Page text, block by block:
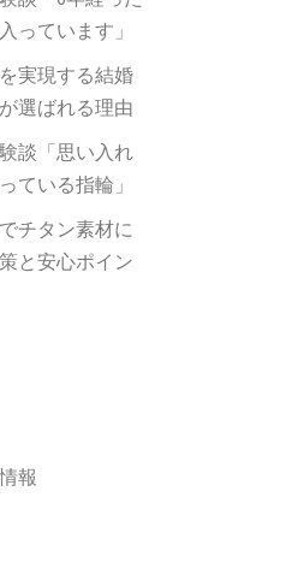
っています」
実現する結婚
選ばれる理由
談「思い入れ
ている指輪」
チタン素材に
と安心ポイン
報